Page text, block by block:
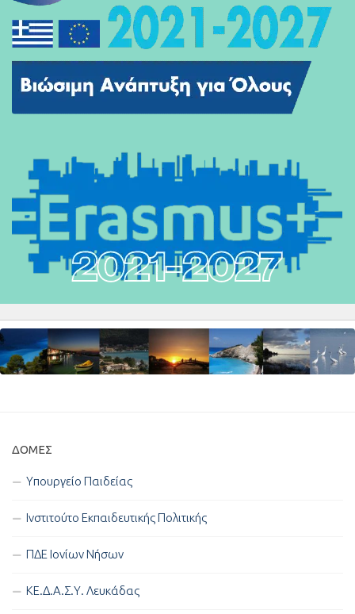
ΔΟΜΈΣ
Υπουργείο Παιδείας
Ινστιτούτο Εκπαιδευτικής Πολιτικής
ΠΔΕ Ιονίων Νήσων
ΚΕ.Δ.Α.Σ.Υ. Λευκάδας